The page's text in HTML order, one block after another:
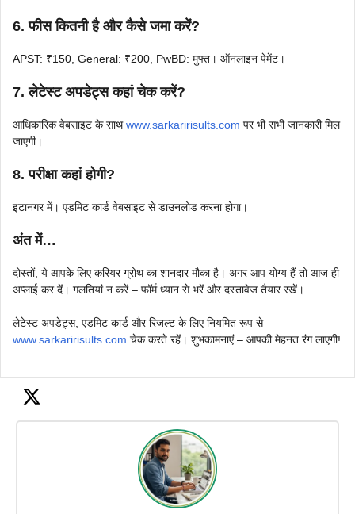
6. फीस कितनी है और कैसे जमा करें?
APST: ₹150, General: ₹200, PwBD: मुफ्त। ऑनलाइन पेमेंट।
7. लेटेस्ट अपडेट्स कहां चेक करें?
आधिकारिक वेबसाइट के साथwww.sarkaririsults.com पर भी सभी जानकारी मिल
जाएगी।
8. परीक्षा कहां होगी?
इटानगर में। एडमिट कार्ड वेबसाइट से डाउनलोड करना होगा।
अंत में…
दोस्तों, ये आपके लिए करियर ग्रोथ का शानदार मौका है। अगर आप योग्य हैं तो आज ही
अप्लाई कर दें। गलतियां न करें – फॉर्म ध्यान से भरें और दस्तावेज तैयार रखें।
लेटेस्ट अपडेट्स, एडमिट कार्ड और रिजल्ट के लिए नियमित रूप से
www.sarkaririsults.com चेक करते रहें। शुभकामनाएं – आपकी मेहनत रंग लाएगी!